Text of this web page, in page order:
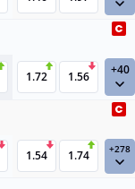
1.72 1.56 +40
1.54 1.74 +278